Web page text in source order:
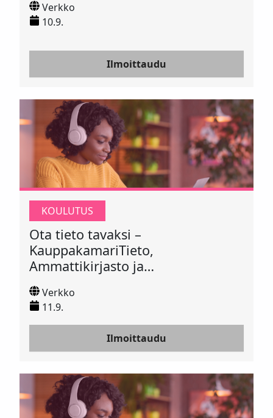
Verkko
10.9.
Ilmoittaudu
KOULUTUS
Ota tieto tavaksi –
KauppakamariTieto,
Ammattikirjasto ja
KauppakamariAI tutuiksi 11.9.2026
Verkko
11.9.
Ilmoittaudu